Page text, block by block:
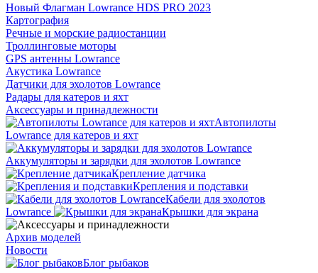
Новый Флагман Lowrance HDS PRO 2023
Картография
Речные и морские радиостанции
Троллинговые моторы
GPS антенны Lowrance
Акустика Lowrance
Датчики для эхолотов Lowrance
Радары для катеров и яхт
Аксессуары и принадлежности
Автопилоты
Lowrance для катеров и яхт
Аккумуляторы и зарядки для эхолотов Lowrance
Крепление датчика
Крепления и подставки
Кабели для эхолотов
Lowrance
Крышки для экрана
Архив моделей
Новости
Блог рыбаков